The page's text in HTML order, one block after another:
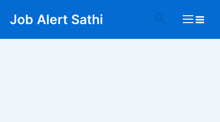
Job Alert Sathi Search
navigation